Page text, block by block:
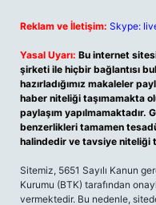
Reklam ve İletişim: Skype:
Yasal Uyarı: Bu internet
şirketi ile hiçbir bağlantısı
hazırladığımız makaleler
haber niteliği taşımamakta
paylaşım yapılmamaktadır.
benzerlikleri tamamen
halindedir ve tavsiye niteliği
Sitemiz, 5651 Sayılı Kanun
Kurumu (BTK) tarafından
vermektedir. Bu nedenle,